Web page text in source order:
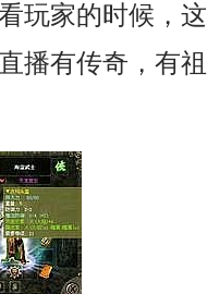
玩家的时候，
播有传奇，有